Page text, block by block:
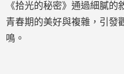
《拾光的秘密》通過細膩
青春期的美好與複雜，引發
鳴。